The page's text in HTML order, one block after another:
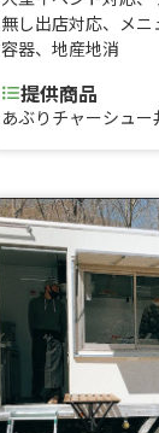
無し出店対応、 メニ
容器、 地産地消
提供商品
あぶりチャーシュ